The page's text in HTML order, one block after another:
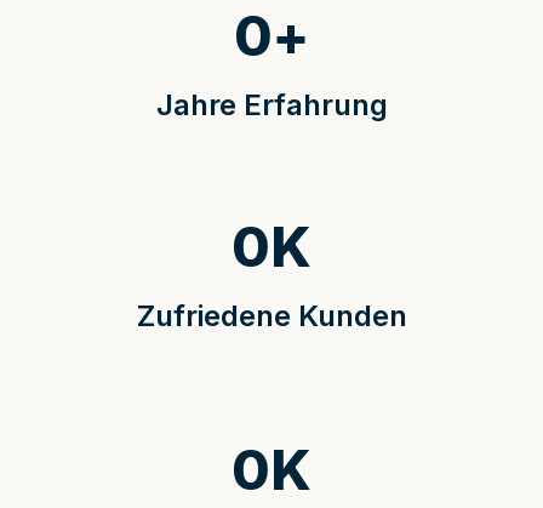
Jahre Erfahrung
0+
Zufriedene Kunden
0K
0K